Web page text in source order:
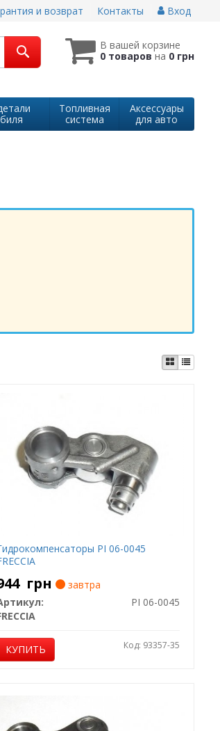
и возврат Контакты Вход
В вашей корзине
0 товаровна 0 грн
Топливная
система
Аксессуары
для авто
PI 06-0045
грн
завтра
PI 06-0045
КУПИТЬ Код: 93357-35